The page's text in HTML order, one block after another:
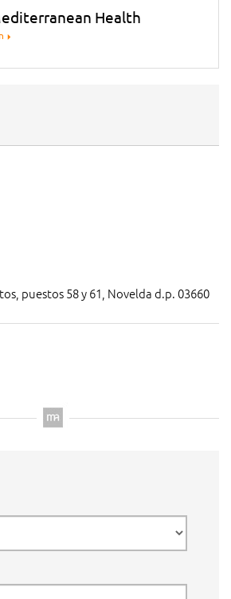
Health
puestos 58 y 61, Novelda d.p. 03660